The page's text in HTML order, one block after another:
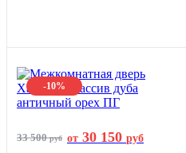
-10%
33 500руб от 30 150 руб